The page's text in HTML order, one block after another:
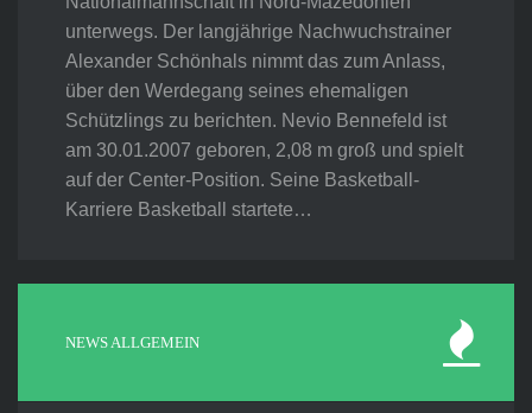
unterwegs. Der langjährige Nachwuchstrainer
Alexander Schönhals nimmt das zum Anlass,
über den Werdegang seines ehemaligen
Schützlings zu berichten. Nevio Bennefeld ist
am 30.01.2007 geboren, 2,08 m groß und spielt
auf der Center-Position. Seine Basketball-
Karriere Basketball startete…
NEWS ALLGEMEIN